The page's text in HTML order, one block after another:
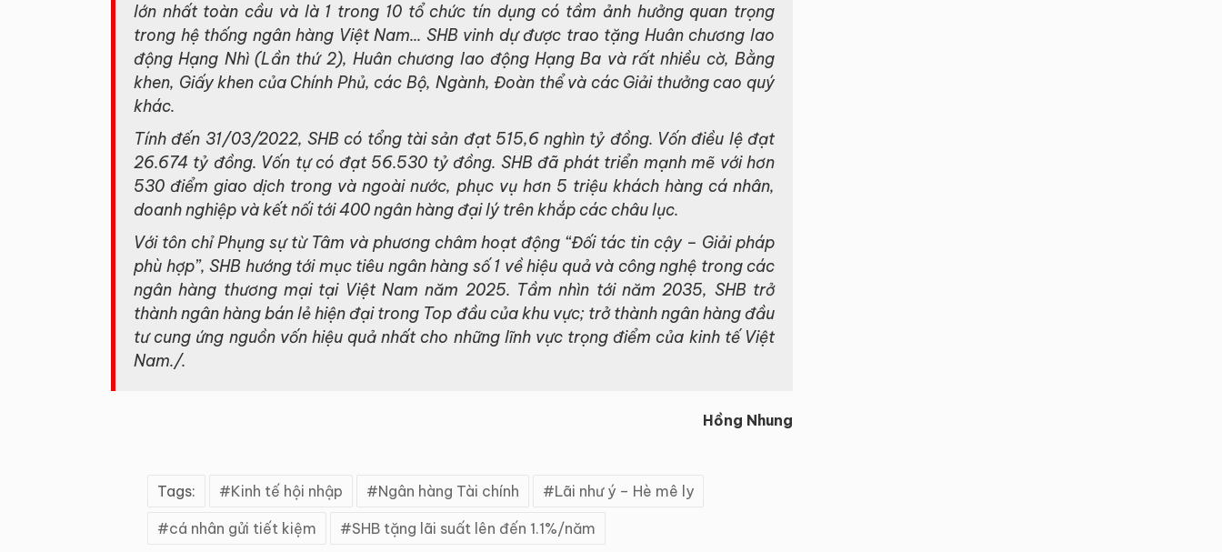
lớn nhất toàn cầu và là 1 trong 10 tổ chức tín dụng có tầm ảnh hưởng quan trọng
trong hệ thống ngân hàng Việt Nam... SHB vinh dự được trao tặng Huân chương lao
động Hạng Nhì (Lần thứ 2), Huân chương lao động Hạng Ba và rất nhiều cờ, Bằng
khen, Giấy khen của Chính Phủ, các Bộ, Ngành, Đoàn thể và các Giải thưởng cao quý
khác.
Tính đến 31/03/2022, SHB có tổng tài sản đạt 515,6 nghìn tỷ đồng. Vốn điều lệ đạt
26.674 tỷ đồng. Vốn tự có đạt 56.530 tỷ đồng. SHB đã phát triển mạnh mẽ với hơn
530 điểm giao dịch trong và ngoài nước, phục vụ hơn 5 triệu khách hàng cá nhân,
doanh nghiệp và kết nối tới 400 ngân hàng đại lý trên khắp các châu lục.
Với tôn chỉ Phụng sự từ Tâm và phương châm hoạt động “Đối tác tin cậy – Giải pháp
phù hợp”, SHB hướng tới mục tiêu ngân hàng số 1 về hiệu quả và công nghệ trong các
ngân hàng thương mại tại Việt Nam năm 2025. Tầm nhìn tới năm 2035, SHB trở
thành ngân hàng bán lẻ hiện đại trong Top đầu của khu vực; trở thành ngân hàng đầu
tư cung ứng nguồn vốn hiệu quả nhất cho những lĩnh vực trọng điểm của kinh tế Việt
Nam./.
Hồng Nhung
Tags: Kinh tế hội nhập Ngân hàng Tài chính Lãi như ý – Hè mê ly
cá nhân gửi tiết kiệm SHB tặng lãi suất lên đến 1.1%/năm